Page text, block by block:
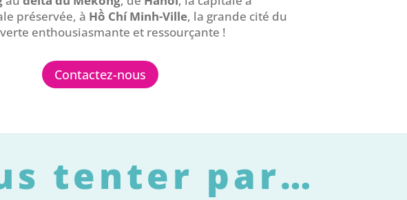
préservée, à Hồ Chí Minh-Ville, la grande cité du
enthousiasmante et ressourçante !
Contactez-nous
tenter par…